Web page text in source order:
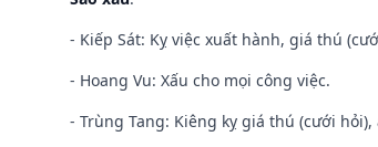
- Kiếp Sát: Kỵ việc xuất hành, giá thú
- Hoang Vu: Xấu cho mọi công việc.
- Trùng Tang: Kiêng kỵ giá thú (cưới